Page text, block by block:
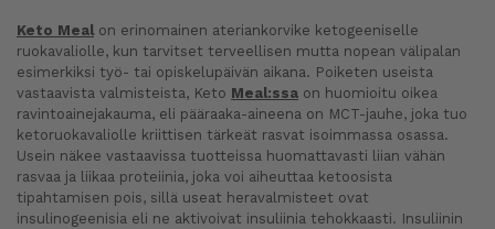
Keto Meal on erinomainen ateriankorvike ketogeeniselle
ruokavaliolle, kun tarvitset terveellisen mutta nopean välipalan
esimerkiksi työ- tai opiskelupäivän aikana. Poiketen useista
vastaavista valmisteista, Keto Meal:ssa on huomioitu oikea
ravintoainejakauma, eli pääraaka-aineena on MCT-jauhe, joka tuo
ketoruokavaliolle kriittisen tärkeät rasvat isoimmassa osassa.
Usein näkee vastaavissa tuotteissa huomattavasti liian vähän
rasvaa ja liikaa proteiinia, joka voi aiheuttaa ketoosista
tipahtamisen pois, sillä useat heravalmisteet ovat
insulinogeenisia eli ne aktivoivat insuliinia tehokkaasti. Insuliinin